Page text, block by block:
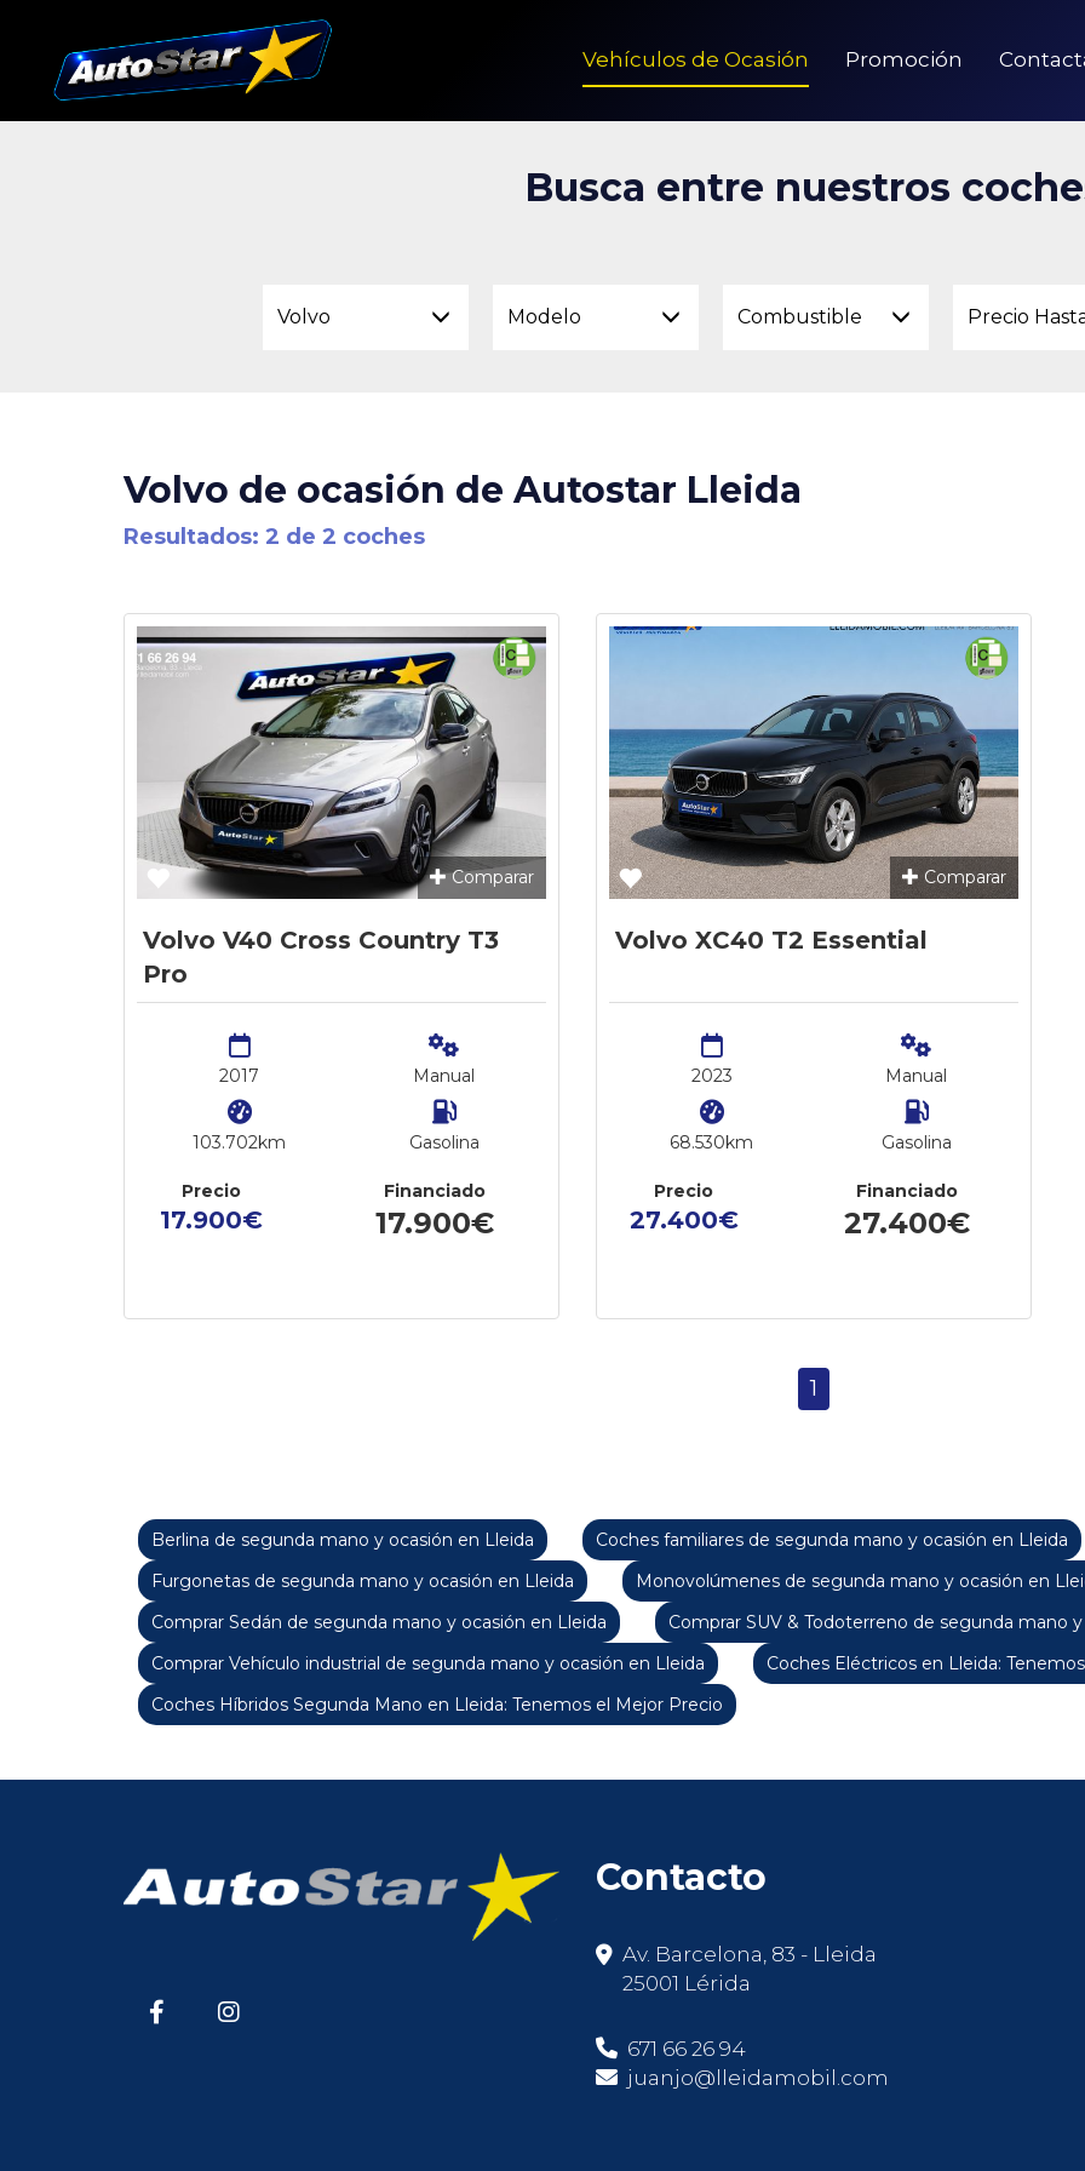
Vehículos de Ocasión Promoción
Busca entre nuestros
Volvo Modelo Combustible Precio
Volvo de ocasión de Autostar Lleida
Resultados: 2 de 2 coches
Comparar
Volvo V40 Cross Country T3
Pro
2017
103.702km
Manual
Gasolina
Precio
17.900€
Financiado
17.900€
Comparar
Volvo XC40 T2 Essential
2023
68.530km
Manual
Gasolina
Precio
27.400€
Financiado
27.400€
1
Berlina de segunda mano y ocasión en Lleida
Coches familiares de segunda mano y ocasión en Lleida
Furgonetas de segunda mano y ocasión en Lleida
Monovolúmenes de segunda mano y ocasión en
Comprar Sedán de segunda mano y ocasión en Lleida
Comprar SUV & Todoterreno de segunda mano
Comprar Vehículo industrial de segunda mano y ocasión en Lleida
Coches Eléctricos en Lleida:
Coches Híbridos Segunda Mano en Lleida: Tenemos el Mejor Precio
Contacto
Av. Barcelona, 83 - Lleida
25001 Lérida
671 66 26 94
juanjo@lleidamobil.com